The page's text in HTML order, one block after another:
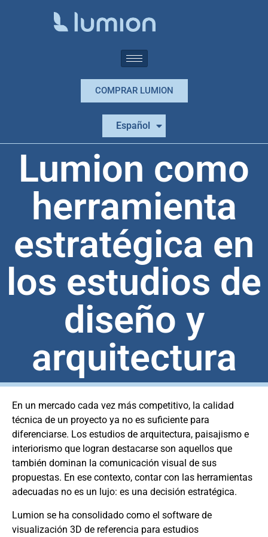
COMPRAR LUMION
Español
English
Lumion como
herramienta
estratégica en
los estudios de
diseño y
arquitectura
En un mercado cada vez más competitivo, la calidad
técnica de un proyecto ya no es suficiente para
diferenciarse. Los estudios de arquitectura, paisajismo e
interiorismo que logran destacarse son aquellos que
también dominan la comunicación visual de sus
propuestas. En ese contexto, contar con las herramientas
adecuadas no es un lujo: es una decisión estratégica.
Lumion se ha consolidado como el software de
visualización 3D de referencia para estudios